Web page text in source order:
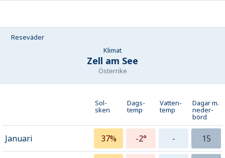
Reseväder
Klimat
Zell am See
Österrike
Sol-
sken
Dags-
temp
Vatten-
temp
Dagar m.
neder­
börd
Januari 37% -2° - 15